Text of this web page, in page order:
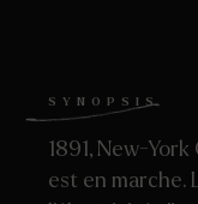
SYNOPSIS
1891, New-
est en marche.